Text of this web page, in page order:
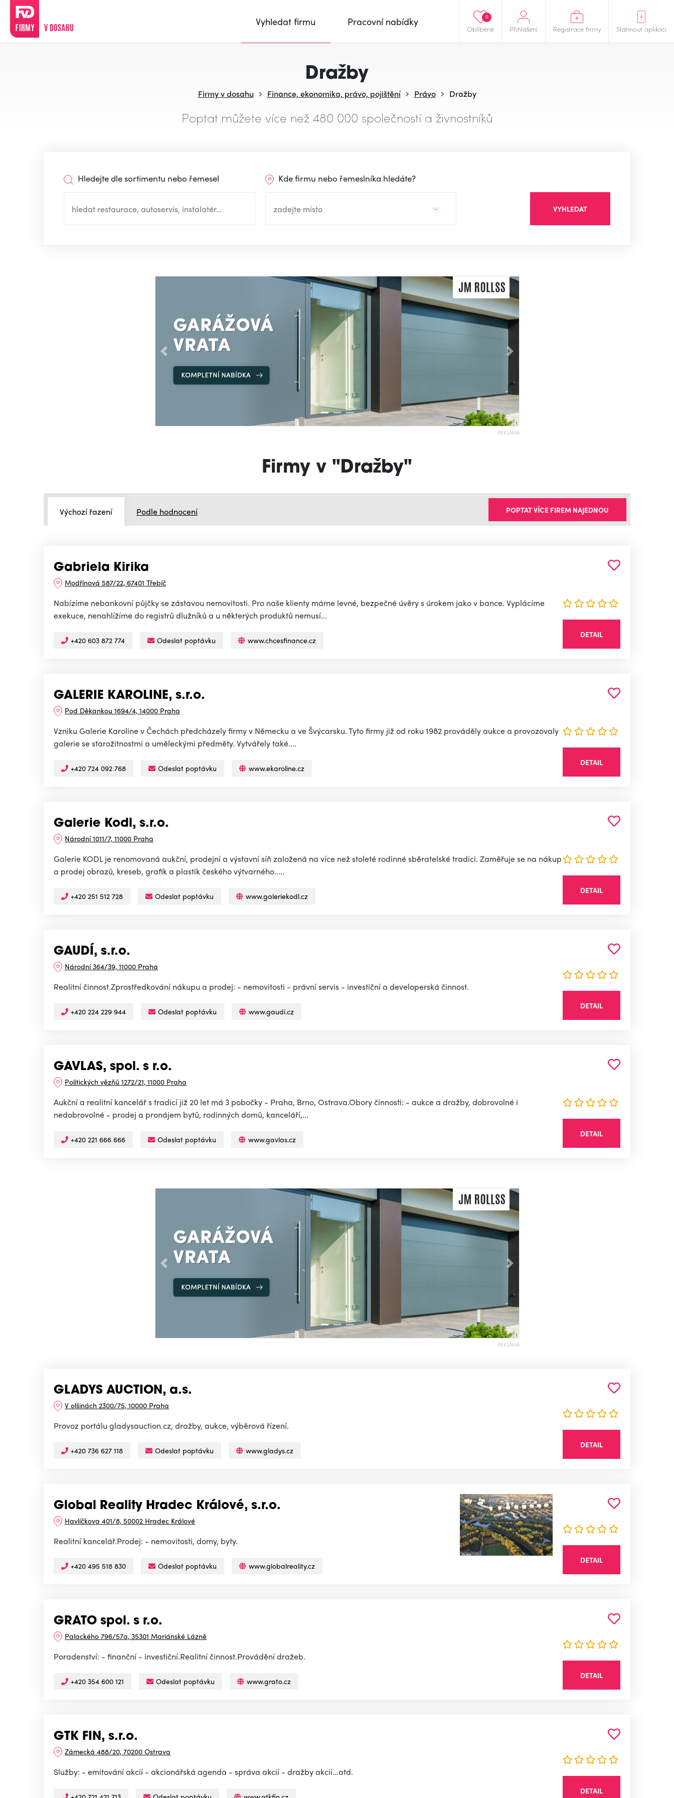
Oblíbené
0
Přihlášení Registrace firmy Stáhnout aplikaci
Vyhledat firmu Pracovní nabídky
Dražby
Firmy v dosahu Finance, ekonomika, právo, pojištění Právo Dražby
Poptat můžete více než 480 000 společností a živnostníků
Hledejte dle sortimentu nebo řemesel Kde firmu nebo řemeslníka hledáte?
VYHLEDAT
Předchozí Následující
REKLAMA
Firmy v "Dražby"
Výchozí řazení Podle hodnocení POPTAT VÍCE FIREM NAJEDNOU
Gabriela Kirika
Modřínová 587/22, 67401 Třebíč
Nabízíme nebankovní půjčky se zástavou nemovitosti. Pro naše klienty máme levné, bezpečné úvěry s úrokem jako v bance. Vyplácíme
exekuce, nenahlížíme do registrů dlužníků a u některých produktů nemusí...
+420 603 872 774 Odeslat poptávku www.chcesfinance.cz
DETAIL
GALERIE KAROLINE, s.r.o.
Pod Děkankou 1694/4, 14000 Praha
Vzniku Galerie Karoline v Čechách předcházely firmy v Německu a ve Švýcarsku. Tyto firmy již od roku 1982 prováděly aukce a provozovaly
galerie se starožitnostmi a uměleckými předměty. Vytvářely také....
+420 724 092 768 Odeslat poptávku www.ekaroline.cz
DETAIL
Galerie Kodl, s.r.o.
Národní 1011/7, 11000 Praha
Galerie KODL je renomovaná aukční, prodejní a výstavní síň založená na více než stoleté rodinné sběratelské tradici. Zaměřuje se na nákup
a prodej obrazů, kreseb, grafik a plastik českého výtvarného.....
+420 251 512 728 Odeslat poptávku www.galeriekodl.cz
DETAIL
GAUDÍ, s.r.o.
Národní 364/39, 11000 Praha
Realitní činnost.Zprostředkování nákupu a prodej: - nemovitosti - právní servis - investiční a developerská činnost.
+420 224 229 944 Odeslat poptávku www.gaudi.cz
DETAIL
GAVLAS, spol. s r.o.
Politických vězňů 1272/21, 11000 Praha
Aukční a realitní kancelář s tradicí již 20 let má 3 pobočky - Praha, Brno, Ostrava.Obory činnosti: - aukce a dražby, dobrovolné i
nedobrovolné - prodej a pronájem bytů, rodinných domů, kanceláří,...
+420 221 666 666 Odeslat poptávku www.gavlas.cz
DETAIL
Předchozí Následující
REKLAMA
GLADYS AUCTION, a.s.
V olšinách 2300/75, 10000 Praha
Provoz portálu gladysauction.cz, dražby, aukce, výběrová řízení.
+420 736 627 118 Odeslat poptávku www.gladys.cz
DETAIL
Global Reality Hradec Králové, s.r.o.
Havlíčkova 401/8, 50002 Hradec Králové
Realitní kancelář.Prodej: - nemovitosti, domy, byty.
+420 495 518 830 Odeslat poptávku www.globalreality.cz
DETAIL
GRATO spol. s r.o.
Palackého 796/57a, 35301 Mariánské Lázně
Poradenství: - finanční - investiční.Realitní činnost.Provádění dražeb.
+420 354 600 121 Odeslat poptávku www.grato.cz
DETAIL
GTK FIN, s.r.o.
Zámecká 488/20, 70200 Ostrava
Služby: - emitování akcií - akcionářská agenda - správa akcií - dražby akcií...atd.
DETAIL